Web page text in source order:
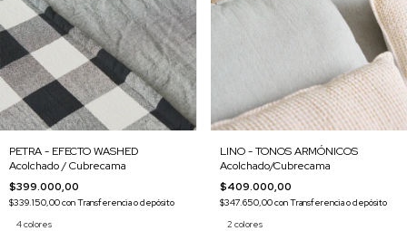
PETRA - EFECTO WASHED
Acolchado / Cubrecama
$399.000,00
$339.150,00conTransferencia o depósito
4 colores
LINO - TONOS ARMÓNICOS
Acolchado/Cubrecama
$409.000,00
$347.650,00conTransferencia o depósito
2 colores